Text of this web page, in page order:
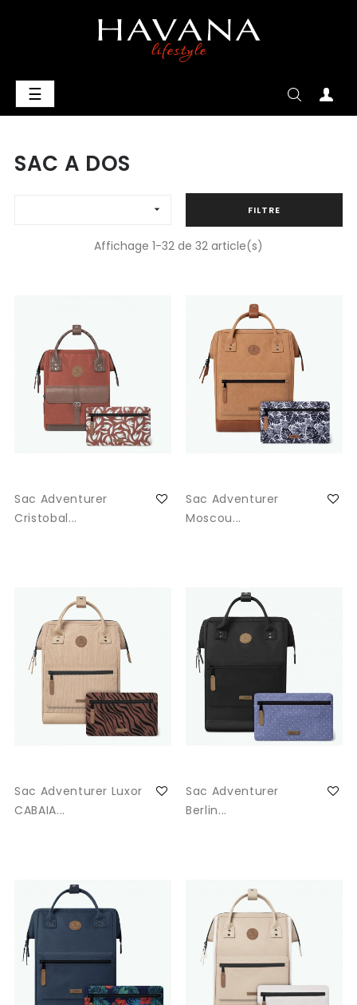
Basculer
la
navigation
☰
SAC A DOS
 FILTRE
Affichage 1-32 de 32 article(s)
Sac Adventurer
Cristobal...
Sac Adventurer
Moscou...
Sac Adventurer Luxor
CABAIA...
Sac Adventurer
Berlin...